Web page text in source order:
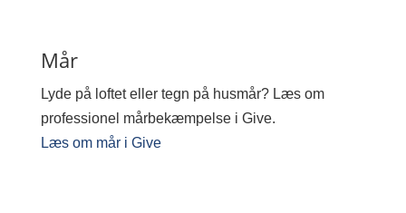
Mår
Lyde på loftet eller tegn på husmår? Læs om
professionel mårbekæmpelse i Give.
Læs om mår i Give